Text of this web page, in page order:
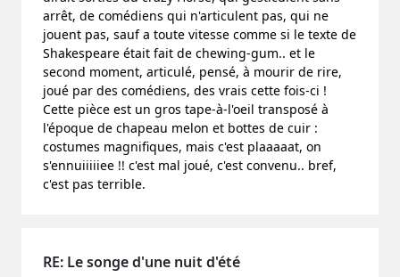
arrêt, de comédiens qui n'articulent pas, qui ne
jouent pas, sauf a toute vitesse comme si le texte de
Shakespeare était fait de chewing-gum.. et le
second moment, articulé, pensé, à mourir de rire,
joué par des comédiens, des vrais cette fois-ci !
Cette pièce est un gros tape-à-l'oeil transposé à
l'époque de chapeau melon et bottes de cuir :
costumes magnifiques, mais c'est plaaaaat, on
s'ennuiiiiiee !! c'est mal joué, c'est convenu.. bref,
c'est pas terrible.
RE: Le songe d'une nuit d'été